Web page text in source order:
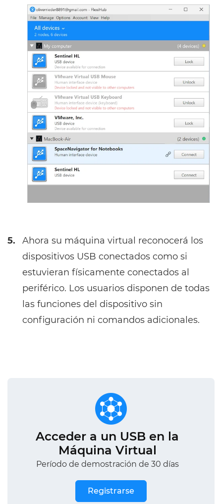
5.
Ahora su máquina virtual reconocerá los
dispositivos USB conectados como si
estuvieran físicamente conectados al
periférico. Los usuarios disponen de todas
las funciones del dispositivo sin
configuración ni comandos adicionales.
Acceder a un USB en la
Máquina Virtual
Período de demostración de 30 días
Registrarse